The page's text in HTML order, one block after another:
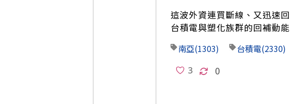
這波外資連買斷線、又迅速
台積電與塑化族群的回補動
南亞(1303) 台積電(2330)
0